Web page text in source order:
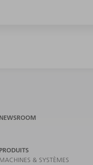
NEWSROOM
PRODUITS
MACHINES & SYSTÈMES